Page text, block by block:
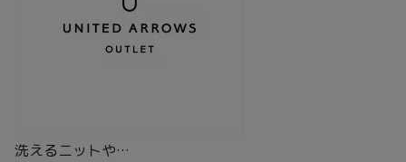
洗えるニットや…